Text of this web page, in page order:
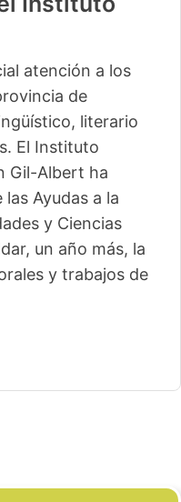
atención a los
de
literario
El Instituto
Gil-Albert ha
Ayudas a la
y Ciencias
un año más, la
y trabajos de